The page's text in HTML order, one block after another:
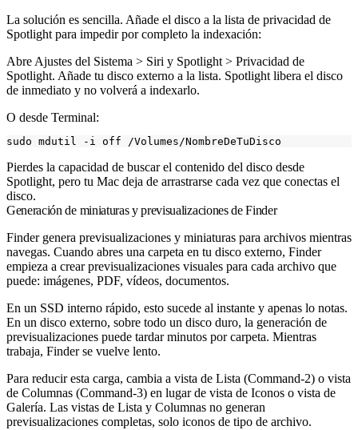
La solución es sencilla. Añade el disco a la lista de privacidad de
Spotlight para impedir por completo la indexación:
Abre Ajustes del Sistema > Siri y Spotlight > Privacidad de
Spotlight. Añade tu disco externo a la lista. Spotlight libera el disco
de inmediato y no volverá a indexarlo.
O desde Terminal:
Pierdes la capacidad de buscar el contenido del disco desde
Spotlight, pero tu Mac deja de arrastrarse cada vez que conectas el
disco.
Generación de miniaturas y previsualizaciones de Finder
Finder genera previsualizaciones y miniaturas para archivos mientras
navegas. Cuando abres una carpeta en tu disco externo, Finder
empieza a crear previsualizaciones visuales para cada archivo que
puede: imágenes, PDF, vídeos, documentos.
En un SSD interno rápido, esto sucede al instante y apenas lo notas.
En un disco externo, sobre todo un disco duro, la generación de
previsualizaciones puede tardar minutos por carpeta. Mientras
trabaja, Finder se vuelve lento.
Para reducir esta carga, cambia a vista de Lista (Command-2) o vista
de Columnas (Command-3) en lugar de vista de Iconos o vista de
Galería. Las vistas de Lista y Columnas no generan
previsualizaciones completas, solo iconos de tipo de archivo.